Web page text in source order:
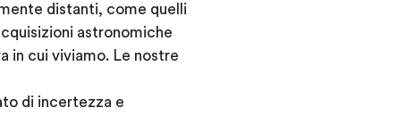
distanti, come quelli
astronomiche
in cui viviamo. Le nostre
di incertezza e